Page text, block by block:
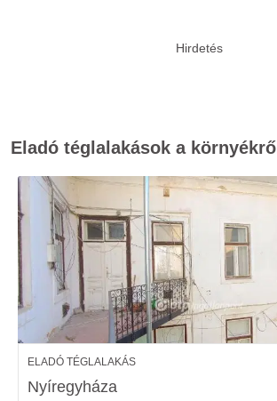
Eladó téglalakások a környékről
ELADÓ TÉGLALAKÁS
Nyíregyháza